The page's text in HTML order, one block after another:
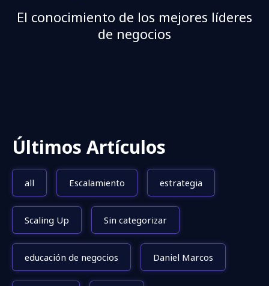
El conocimiento de los mejores líderes
de negocios
Últimos Artículos
all Escalamiento estrategia
Scaling Up Sin categorizar
educación de negocios Daniel Marcos